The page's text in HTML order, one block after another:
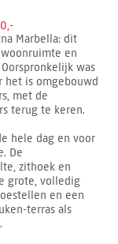
Marbella: dit
en
was
het is omgebouwd
met de
terug te keren.
hele dag en voor
De
zithoek en
grote, volledig
en een
terras als